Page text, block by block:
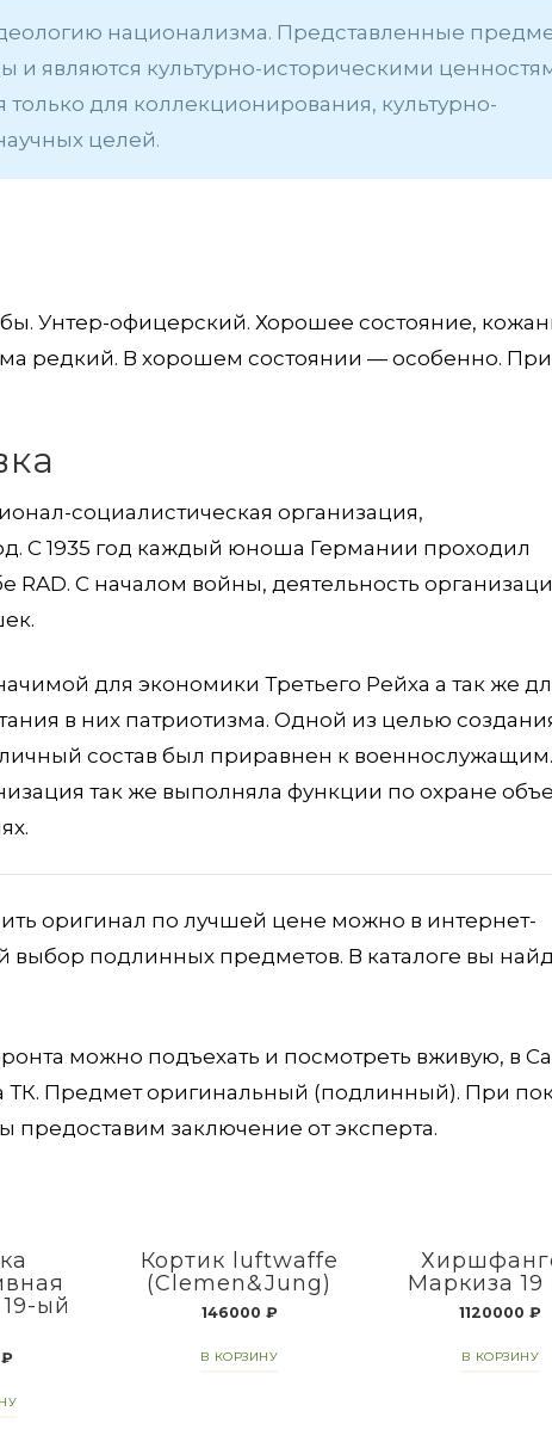
национализма. Представленные
и являются культурно-историческими
для коллекционирования, культурно-
целей.
Унтер-офицерский. Хорошее состояние,
редкий. В хорошем состоянии — особенно.
социалистическая организация,
С 1935 год каждый юноша Германии проходил
RAD. С началом войны, деятельность
для экономики Третьего Рейха а так же
в них патриотизма. Одной из целью
состав был приравнен к
так же выполняла функции по охране
оригинал по лучшей цене можно в интернет-
выбор подлинных предметов. В каталоге вы
можно подъехать и посмотреть вживую, в
ТК. Предмет оригинальный (подлинный). При
предоставим заключение от эксперта.
ый
₽
Кортик luftwaffe
(Clemen&Jung)
146000 ₽
В КОРЗИНУ
Маркиза 19
1120000₽
В КОРЗИНУ